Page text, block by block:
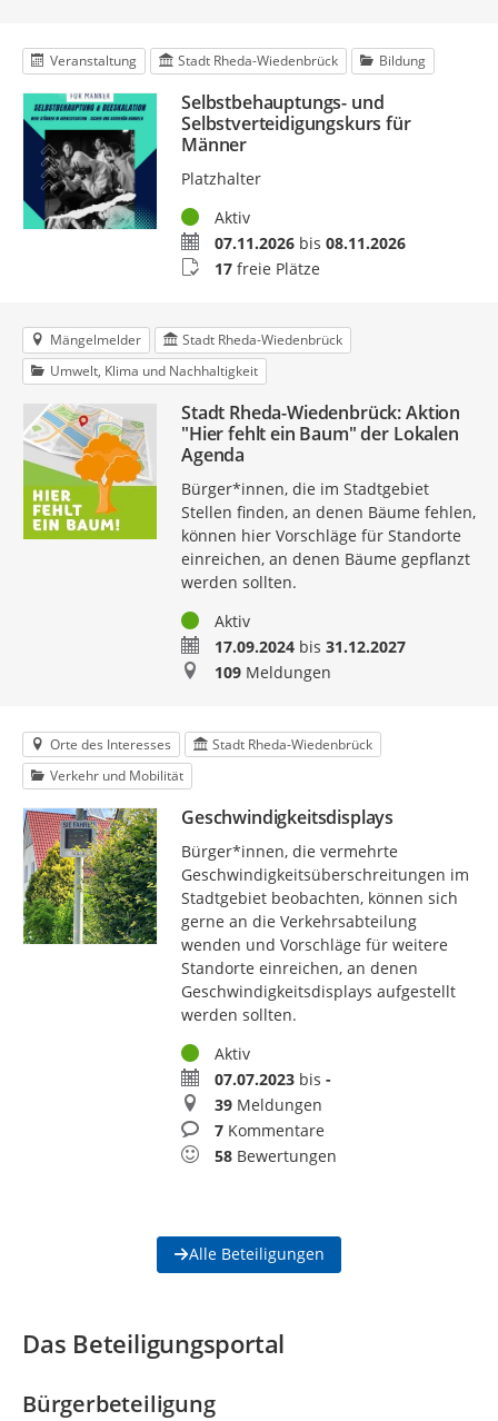
Veranstaltung Stadt Rheda-Wiedenbrück Bildung
Selbstbehauptungs- und
Selbstverteidigungskurs für
Männer
Platzhalter
StatusAktiv
Termin07.11.2026bis 08.11.2026
Buchungsstatus
17freie Plätze
Mängelmelder
Stadt Rheda-Wiedenbrück
Umwelt, Klima und Nachhaltigkeit
Stadt Rheda-Wiedenbrück: Aktion
"Hier fehlt ein Baum" der Lokalen
Agenda
Bürger*innen, die im Stadtgebiet
Stellen finden, an denen Bäume fehlen,
können hier Vorschläge für Standorte
einreichen, an denen Bäume gepflanzt
werden sollten.
StatusAktiv
Zeitraum17.09.2024bis 31.12.2027
Meldungen
109Meldungen
Orte des Interesses
Stadt Rheda-Wiedenbrück
Verkehr und Mobilität
Geschwindigkeitsdisplays
Bürger*innen, die vermehrte
Geschwindigkeitsüberschreitungen im
Stadtgebiet beobachten, können sich
gerne an die Verkehrsabteilung
wenden und Vorschläge für weitere
Standorte einreichen, an denen
Geschwindigkeitsdisplays aufgestellt
werden sollten.
StatusAktiv
Zeitraum07.07.2023bis -
Meldungen
39Meldungen
Kommentare
7Kommentare
Bewertungen
58Bewertungen
Alle Beteiligungen
Das Beteiligungsportal
Bürgerbeteiligung